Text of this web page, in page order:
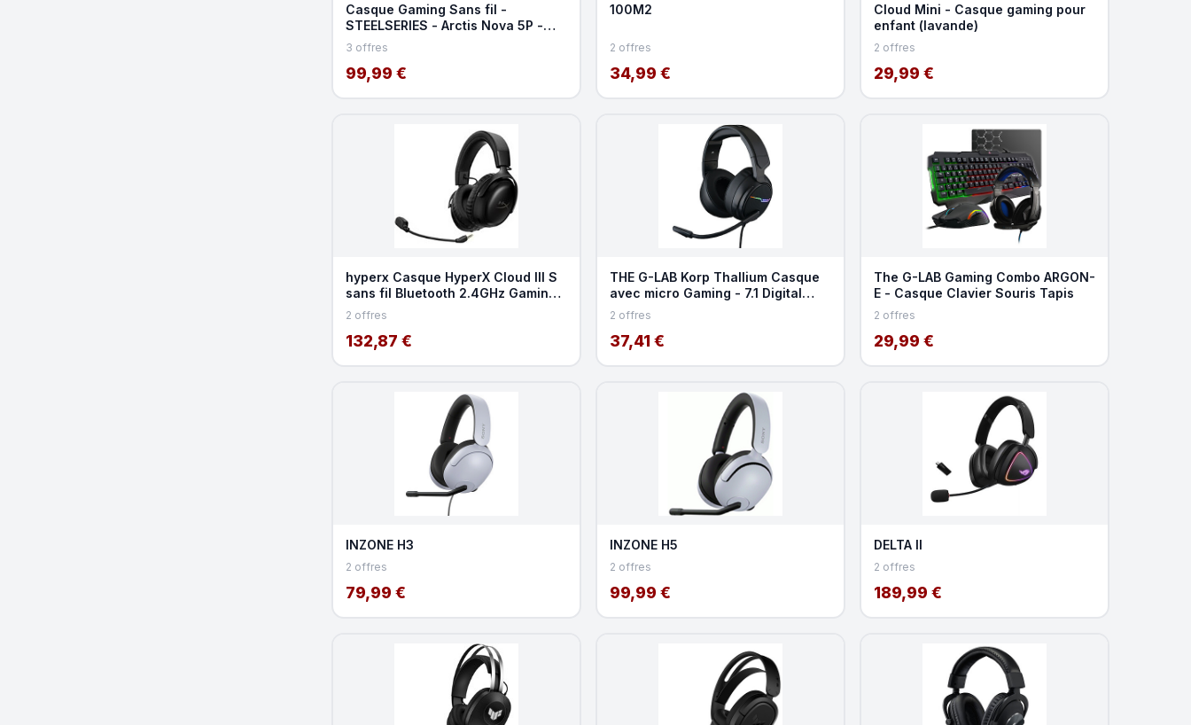
Casque Gaming Sans fil -
STEELSERIES - Arctis Nova 5P -
Black - ClearCast 2.0 -
3 offres
99,99 €
100M2
2 offres
34,99 €
Cloud Mini - Casque gaming pour
enfant (lavande)
2 offres
29,99 €
hyperx Casque HyperX Cloud III S
sans fil Bluetooth 2.4GHz Gaming
DTS Headphone
2 offres
132,87 €
THE G-LAB Korp Thallium Casque
avec micro Gaming - 7.1 Digital
Sound - Compatibl
2 offres
37,41 €
The G-LAB Gaming Combo ARGON-
E - Casque Clavier Souris Tapis
2 offres
29,99 €
INZONE H3
2 offres
79,99 €
INZONE H5
2 offres
99,99 €
DELTA II
2 offres
189,99 €